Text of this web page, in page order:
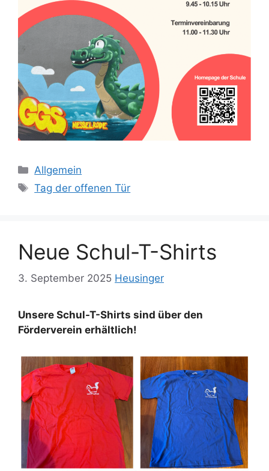
Kategorien
Allgemein
Schlagwörter
Tag der offenen Tür
Neue Schul-T-Shirts
3. September 2025 Heusinger
Unsere Schul-T-Shirts sind über den
Förderverein erhältlich!